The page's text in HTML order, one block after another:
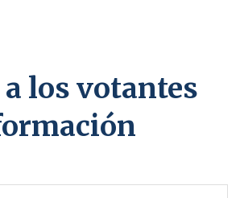
los votantes